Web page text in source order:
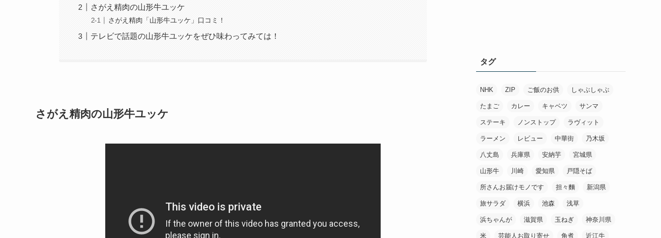
さがえ精肉の山形牛ユッケ
さがえ精肉「山形牛ユッケ」口コミ！
テレビで話題の山形牛ユッケをぜひ味わってみては！
さがえ精肉の山形牛ユッケ
タグ
NHK ZIP ご飯のお供 しゃぶしゃぶ
たまご カレー キャベツ サンマ
ステーキ ノンストップ ラヴィット
ラーメン レビュー 中華街 乃木坂
八丈島 兵庫県 安納芋 宮城県
山形牛 川崎 愛知県 戸隠そば
所さんお届けモノです 担々麵 新潟県
旅サラダ 横浜 池森 浅草
浜ちゃんが 滋賀県 玉ねぎ 神奈川県
米 芸能人お取り寄せ 角煮 近江牛